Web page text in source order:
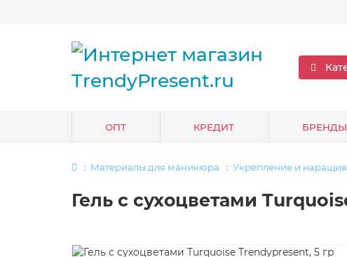
ОПТ КРЕДИТ БРЕНДЫ
Материалы для маникюра Укрепление и
Гель с сухоцветами